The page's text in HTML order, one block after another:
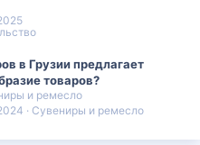
в Грузии предлагает
товаров?
и ремесло
Сувениры и ремесло